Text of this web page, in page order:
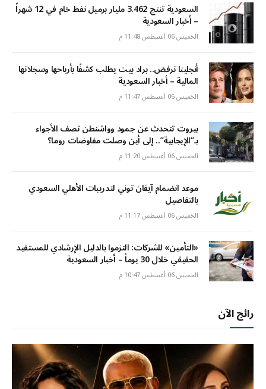
السعودية تنتج 3.462 مليار برميل نفط خام في 12 شهراً
– أخبار السعودية
الخميس 06 أغسطس 11:48 م
أنجلينا ترفض.. براد بيت يطلب كشفًا بأرباحها وسجلاتها
المالية – أخبار السعودية
الخميس 06 أغسطس 11:47 م
بيروت تتحدث عن جمود وواشنطن تصف الأجواء
بـ”الإيجابية”.. إلى أين وصلت مفاوضات روما؟
الخميس 06 أغسطس 11:20 م
موعد انضمام آيفان توني لتدريبات الأهلي السعودي
بالتفاصيل
الخميس 06 أغسطس 11:17 م
«التأمين» للشركات: التزموا بالدليل الإرشادي للمستفيد
الحقيقي خلال 30 يوماً – أخبار السعودية
الخميس 06 أغسطس 10:47 م
رائج الآن